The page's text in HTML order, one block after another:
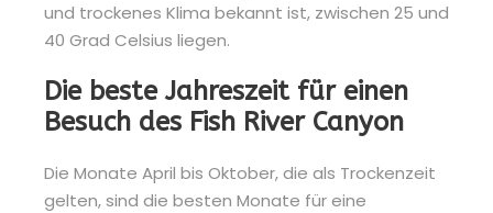
und trockenes Klima bekannt ist, zwischen 25 und
40 Grad Celsius liegen.
Die beste Jahreszeit für einen
Besuch des Fish River Canyon
Die Monate April bis Oktober, die als Trockenzeit
gelten, sind die besten Monate für eine